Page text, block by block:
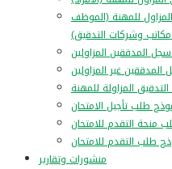
للمهنة (الموظف
وشركات التدقيق)
المدققين المزاولين
غير المزاولين
المزاولة للمهنة
طلب تأجيل الامتحان
طلب التقدم للامتحان
منشورات وتقارير